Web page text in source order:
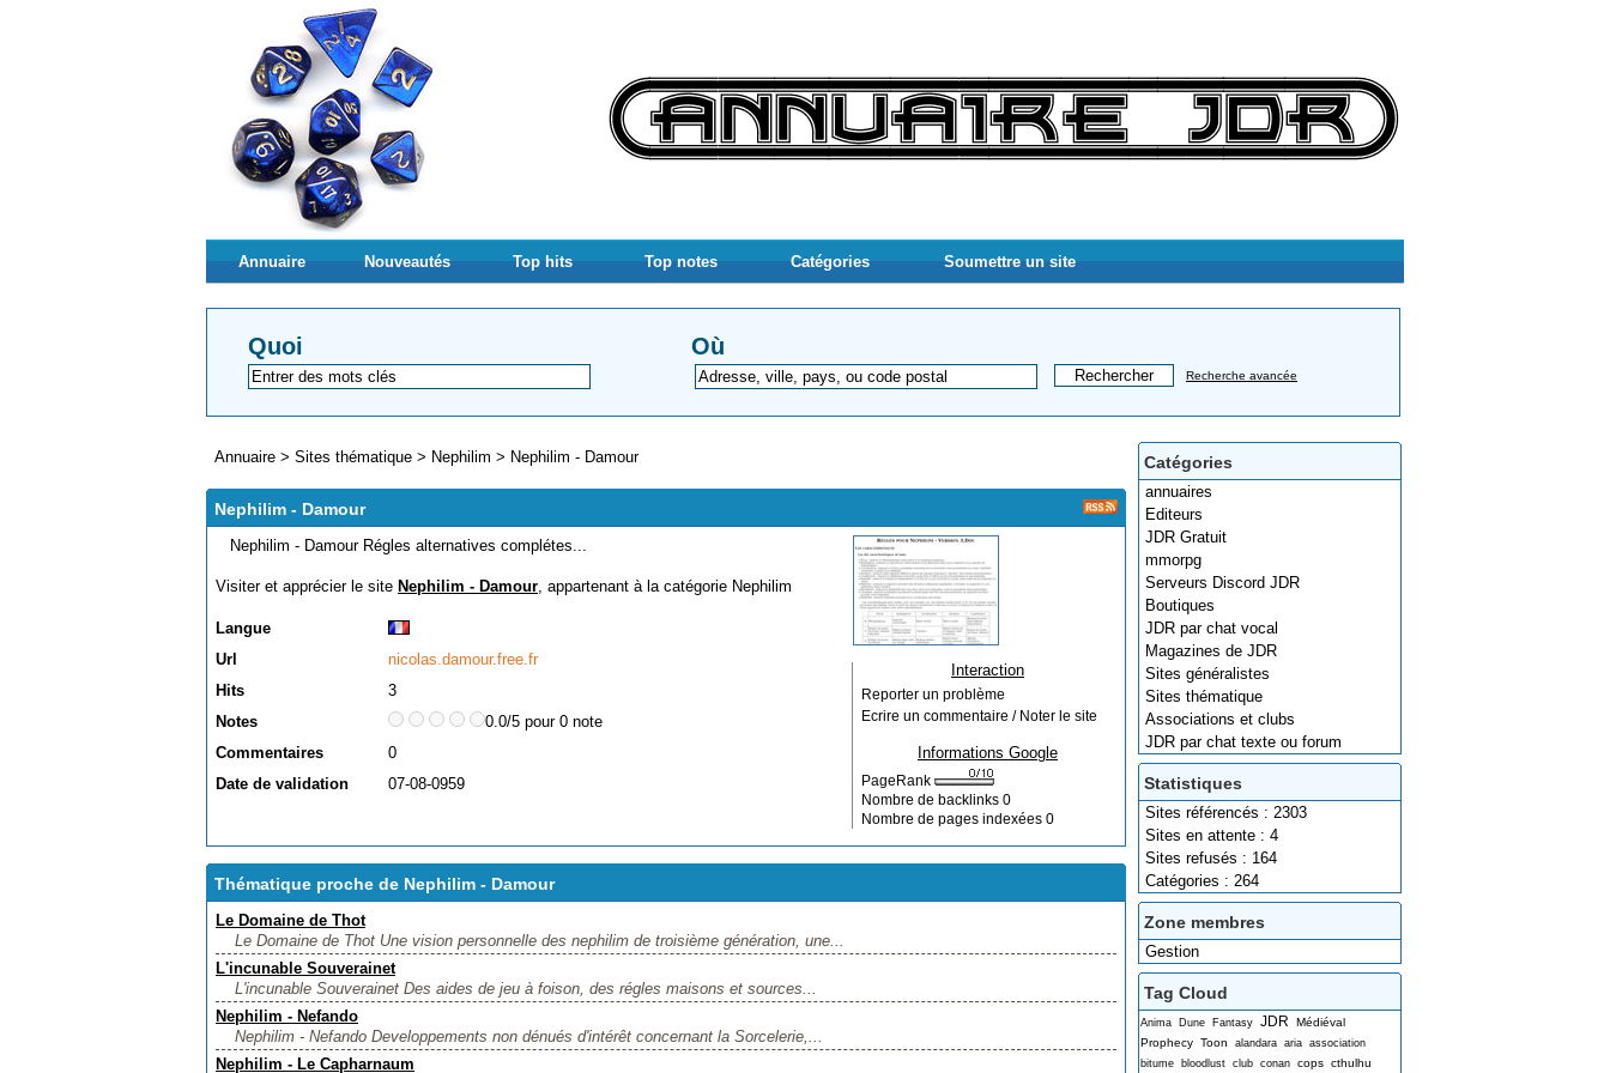
Annuaire Nouveautés Top hits Top notes Catégories Soumettre un site
Quoi Où
Recherche avancée
Catégories
annuaires
Editeurs
JDR Gratuit
mmorpg
Serveurs Discord JDR
Boutiques
JDR par chat vocal
Magazines de JDR
Sites généralistes
Sites thématique
Associations et clubs
JDR par chat texte ou forum
Statistiques
Sites référencés : 2303
Sites en attente : 4
Sites refusés : 164
Catégories : 264
Zone membres
Gestion
Tag Cloud
Anima Dune Fantasy JDR
Médiéval
Prophecy Toon alandara aria association
bitume
bloodlust club conan cops cthulhu
Annuaire > Sites thématique > Nephilim > Nephilim - Damour
Nephilim - Damour
Nephilim - Damour Régles alternatives complétes...
Visiter et apprécier le site Nephilim - Damour, appartenant à la catégorie Nephilim
Langue
Url
nicolas.damour.free.fr
Hits
3
Notes
0.0/5 pour 0 note
Commentaires
0
Date de validation
07-08-0959
Interaction
Reporter un problème
Ecrire un commentaire / Noter le site
Informations Google
PageRank
Nombre de backlinks 0
Nombre de pages indexées 0
Thématique proche de Nephilim - Damour
Le Domaine de Thot
Le Domaine de Thot Une vision personnelle des nephilim de troisième génération, une...
L'incunable Souverainet
L'incunable Souverainet Des aides de jeu à foison, des régles maisons et sources...
Nephilim - Nefando
Nephilim - Nefando Developpements non dénués d'intérêt concernant la Sorcelerie,...
Nephilim - Le Capharnaum